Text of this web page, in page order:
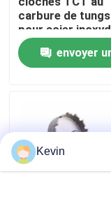
Contactez-nous
Nouvelles
peu de perceuse
carbure de
pour acier
16-53mm
envoyer
Kevin